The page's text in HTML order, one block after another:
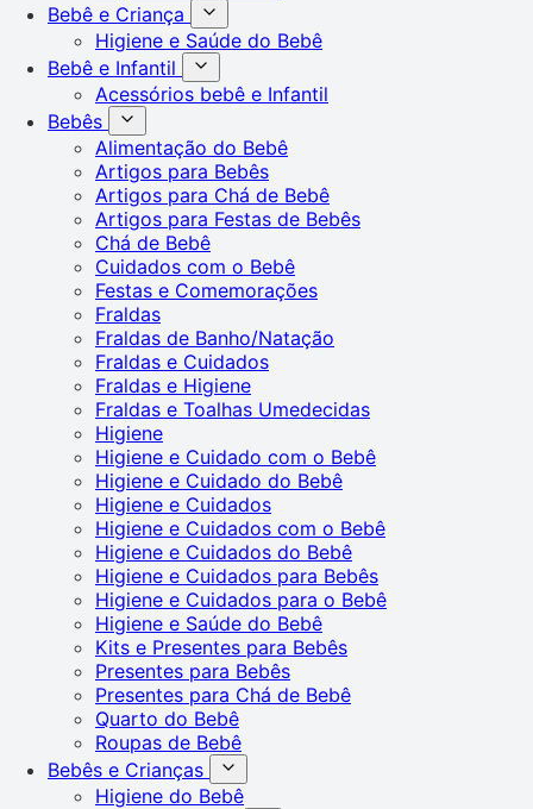
Bebê e Criança
Higiene e Saúde do Bebê
Bebê e Infantil
Acessórios bebê e Infantil
Bebês
Alimentação do Bebê
Artigos para Bebês
Artigos para Chá de Bebê
Artigos para Festas de Bebês
Chá de Bebê
Cuidados com o Bebê
Festas e Comemorações
Fraldas
Fraldas de Banho/Natação
Fraldas e Cuidados
Fraldas e Higiene
Fraldas e Toalhas Umedecidas
Higiene
Higiene e Cuidado com o Bebê
Higiene e Cuidado do Bebê
Higiene e Cuidados
Higiene e Cuidados com o Bebê
Higiene e Cuidados do Bebê
Higiene e Cuidados para Bebês
Higiene e Cuidados para o Bebê
Higiene e Saúde do Bebê
Kits e Presentes para Bebês
Presentes para Bebês
Presentes para Chá de Bebê
Quarto do Bebê
Roupas de Bebê
Bebês e Crianças
Higiene do Bebê